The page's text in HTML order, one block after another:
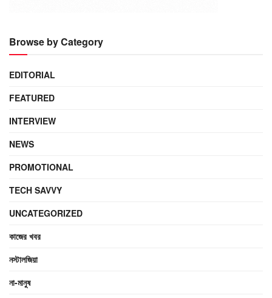
Browse by Category
EDITORIAL
FEATURED
INTERVIEW
NEWS
PROMOTIONAL
TECH SAVVY
UNCATEGORIZED
কাজের খবর
নস্টালজিয়া
না-মানুষ